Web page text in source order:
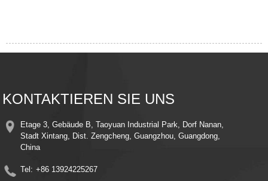
KONTAKTIEREN SIE UNS
Etage 3, Gebäude B, Taoyuan Industrial Park, Dorf Nanan,
Stadt Xintang, Dist. Zengcheng, Guangzhou, Guangdong,
China
Tel: +86 13924225267